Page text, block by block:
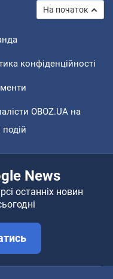
На початок
конфіденційності
OBOZ.UA на
подій
News
останніх новин